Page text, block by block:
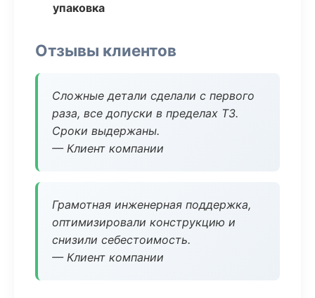
упаковка
Отзывы клиентов
Сложные детали сделали с первого
раза, все допуски в пределах ТЗ.
Сроки выдержаны.
— Клиент компании
Грамотная инженерная поддержка,
оптимизировали конструкцию и
снизили себестоимость.
— Клиент компании